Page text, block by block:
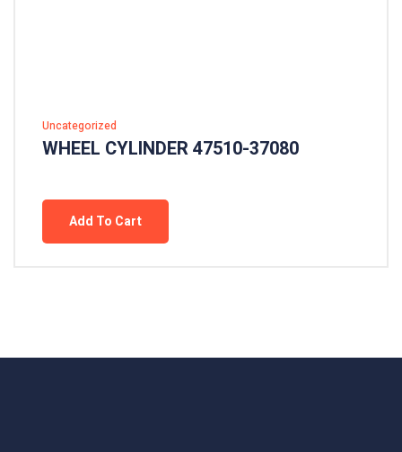
Uncategorized
WHEEL CYLINDER 47510-37080
Add To Cart